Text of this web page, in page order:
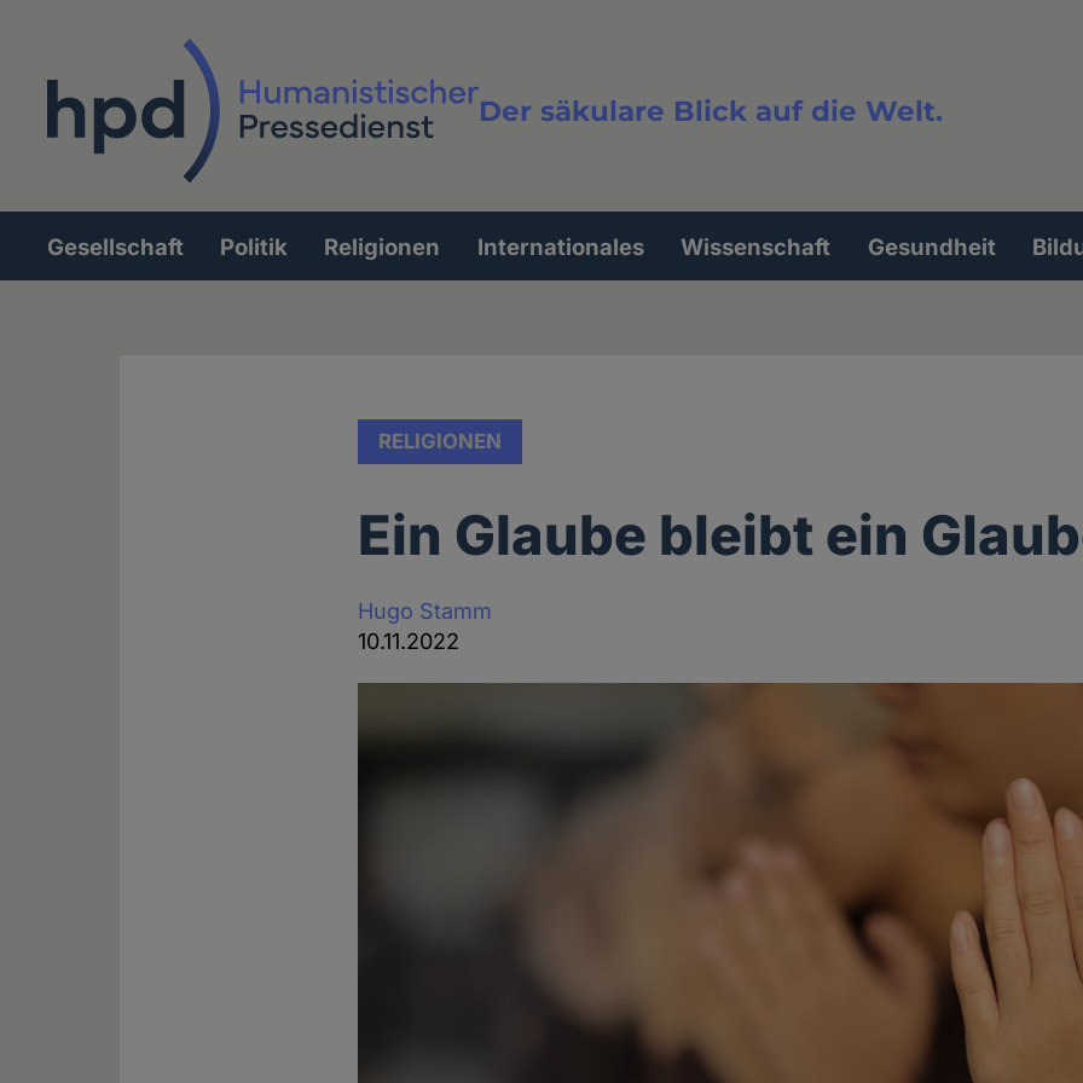
Der säkulare Blick auf die Welt.
Volltextsuche
Hauptnavigation
Gesellschaft Politik Religionen Internationales Wissenschaft Gesundheit
RELIGIONEN
Ein Glaube bleibt ein
Hugo Stamm
10.11.2022